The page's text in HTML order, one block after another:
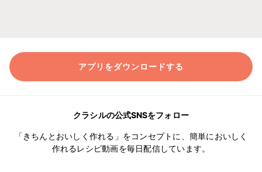
アプリをダウンロードする
クラシルの公式SNSをフォロー
「きちんとおいしく作れる」をコンセプトに、簡単においしく
作れるレシピ動画を毎日配信しています。